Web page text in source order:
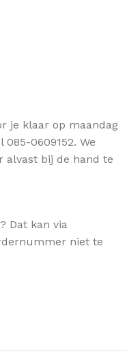
je klaar op maandag
0609152. We
alvast bij de hand te
Dat kan via
niet te